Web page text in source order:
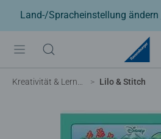
Land-/Spracheinstellung ändern
Kreativität & Lernen Lilo & Stitch